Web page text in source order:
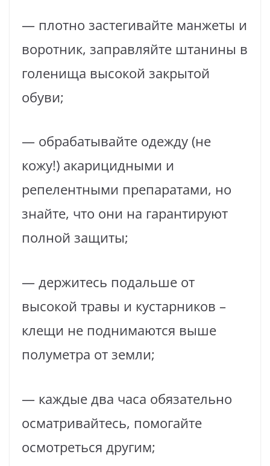
— плотно застегивайте манжеты и
воротник, заправляйте штанины в
голенища высокой закрытой
обуви;
— обрабатывайте одежду (не
кожу!) акарицидными и
репелентными препаратами, но
знайте, что они на гарантируют
полной защиты;
— держитесь подальше от
высокой травы и кустарников –
клещи не поднимаются выше
полуметра от земли;
— каждые два часа обязательно
осматривайтесь, помогайте
осмотреться другим;